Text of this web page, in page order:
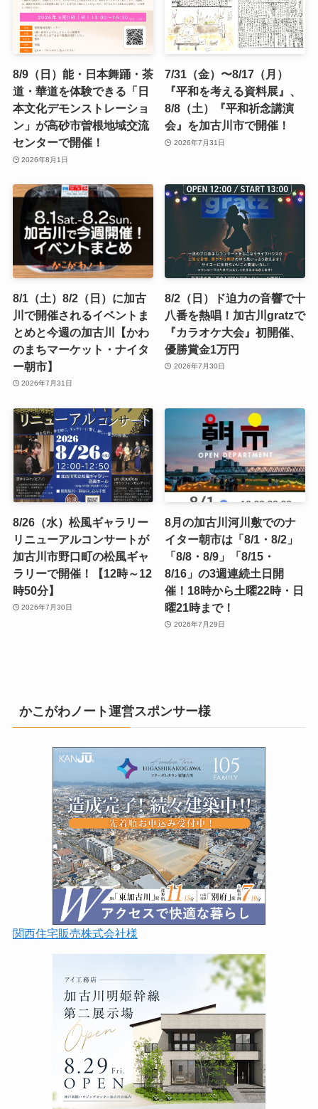
8/9（日）能・日本舞踊・茶
道・華道を体験できる「日
本文化デモンストレーショ
ン」が高砂市曽根地域交流
センターで開催！
2026年8月1日
7/31（金）〜8/17（月）
『平和を考える資料展』、
8/8（土）『平和祈念講演
会』を加古川市で開催！
2026年7月31日
8/1（土）8/2（日）に加古
川で開催されるイベントま
とめと今週の加古川【かわ
のまちマーケット・ナイタ
ー朝市】
2026年7月31日
8/2（日）ド迫力の音響で十
八番を熱唱！加古川gratzで
『カラオケ大会』初開催、
優勝賞金1万円
2026年7月30日
8/26（水）松風ギャラリー
リニューアルコンサートが
加古川市野口町の松風ギャ
ラリーで開催！【12時～12
時50分】
2026年7月30日
8月の加古川河川敷でのナ
イター朝市は「8/1・8/2」
「8/8・8/9」「8/15・
8/16」の3週連続土日開
催！18時から土曜22時・日
曜21時まで！
2026年7月29日
かこがわノート運営スポンサー様
関西住宅販売株式会社様